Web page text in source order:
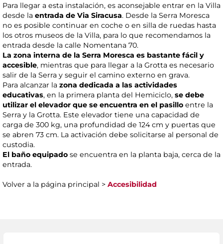
Para llegar a esta instalación, es aconsejable entrar en la Villa
desde la entrada de Via Siracusa. Desde la Serra Moresca
no es posible continuar en coche o en silla de ruedas hasta
los otros museos de la Villa, para lo que recomendamos la
entrada desde la calle Nomentana 70.
La zona interna de la Serra Moresca es bastante fácil y
accesible, mientras que para llegar a la Grotta es necesario
salir de la Serra y seguir el camino externo en grava.
Para alcanzar la zona dedicada a las actividades
educativas, en la primera planta del Hemiciclo, se debe
utilizar el elevador que se encuentra en el pasillo entre la
Serra y la Grotta. Este elevador tiene una capacidad de
carga de 300 kg, una profundidad de 124 cm y puertas que
se abren 73 cm. La activación debe solicitarse al personal de
custodia.
El baño equipado se encuentra en la planta baja, cerca de la
entrada.
Volver a la página principal > Accesibilidad